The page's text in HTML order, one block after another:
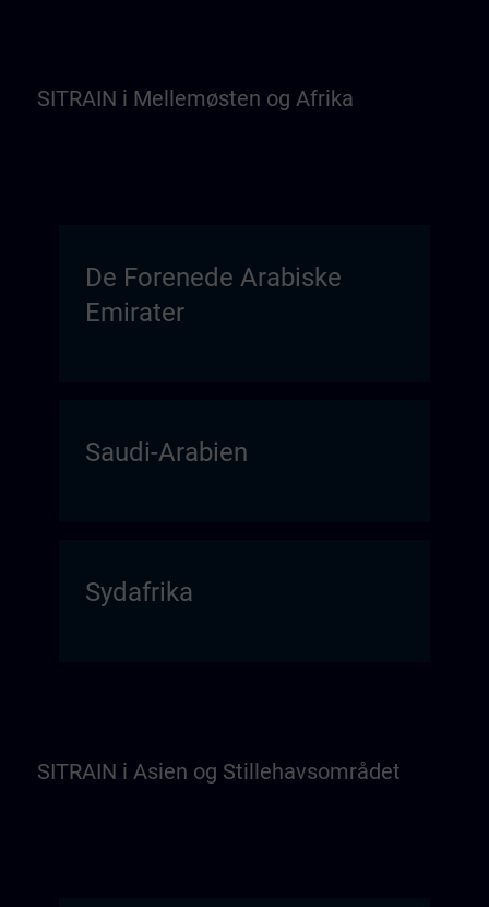
SITRAIN i Mellemøsten og Afrika
De Forenede Arabiske
Emirater
Saudi-Arabien
Sydafrika
SITRAIN i Asien og Stillehavsområdet